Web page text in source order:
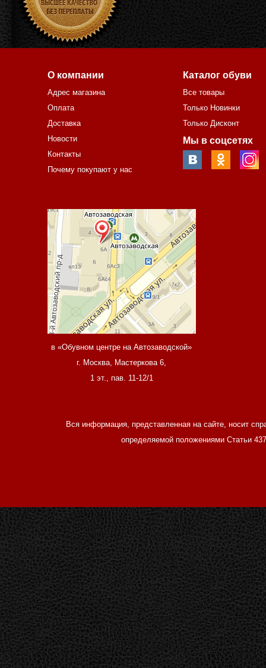
О компании
Адрес магазина
Оплата
Доставка
Новости
Контакты
Почему покупают у нас
Каталог обуви
Все товары
Только Новинки
Только Дисконт
Мы в соцсетях
в «Обувном центре на Автозаводской»
г. Москва, Мастеркова 6,
1 эт., пав. 11-12/1
Вся информация, представленная на сайте, носит
определяемой положениями Статьи